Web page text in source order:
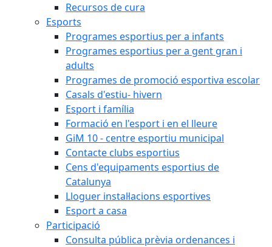
Recursos de cura
Esports
Programes esportius per a infants
Programes esportius per a gent gran i
adults
Programes de promoció esportiva escolar
Casals d'estiu- hivern
Esport i família
Formació en l'esport i en el lleure
GiM 10 - centre esportiu municipal
Contacte clubs esportius
Cens d'equipaments esportius de
Catalunya
Lloguer instal·lacions esportives
Esport a casa
Participació
Consulta pública prèvia ordenances i